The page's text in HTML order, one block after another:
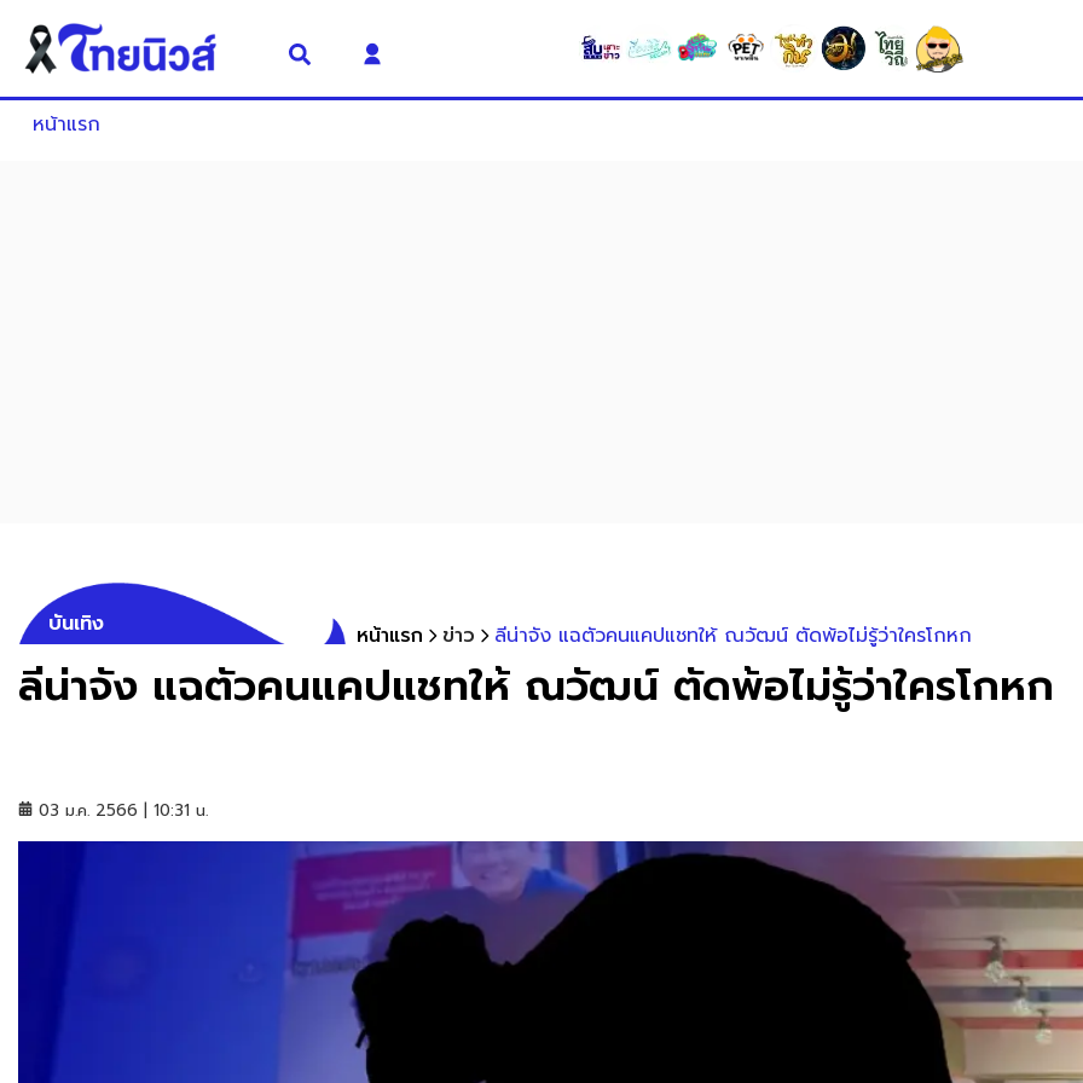
หน้าแรก
บันเทิง หน้าแรก ข่าว ลีน่าจัง แฉตัวคนแคปแชทให้ ณวัฒน์ ตัดพ้อไม่รู้ว่าใครโกหก
ลีน่าจัง แฉตัวคนแคปแชทให้ ณวัฒน์ ตัดพ้อไม่รู้ว่าใครโกหก
03 ม.ค. 2566 | 10:31 น.